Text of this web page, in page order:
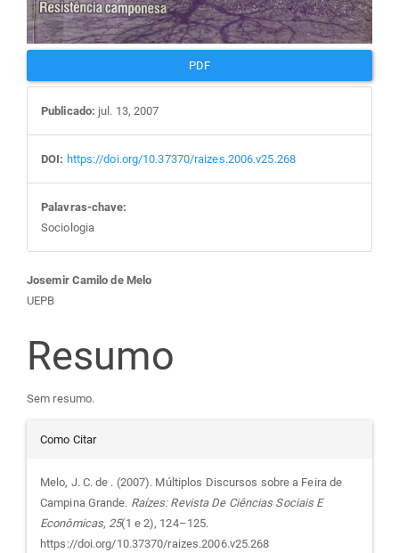
PDF
Publicado: jul. 13, 2007
DOI: https://doi.org/10.37370/raizes.2006.v25.268
Palavras-chave:
Sociologia
Conteúdo
do
artigo
principal
Josemir Camilo de Melo
UEPB
Resumo
Sem resumo.
Detalhes
do
artigo
Como Citar
Melo, J. C. de . (2007). Múltiplos Discursos sobre a Feira de
Campina Grande. Raízes: Revista De Ciências Sociais E
Econômicas, 25(1 e 2), 124–125.
https://doi.org/10.37370/raizes.2006.v25.268